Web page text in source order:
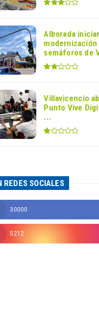
Alborada
modernización
semáforos de
Villavicencio
Punto Vive
...
REDES SOCIALES
30000
5212